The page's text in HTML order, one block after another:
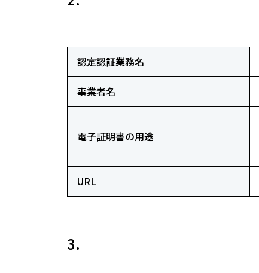
認定認証業務名
事業者名
電子証明書の用途
URL
3.